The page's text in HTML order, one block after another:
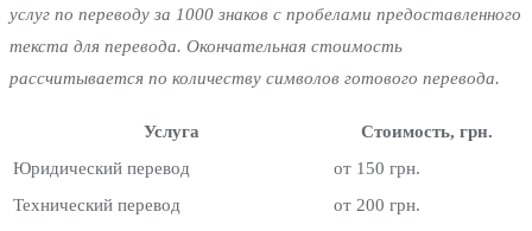
услуг по переводу за 1000 знаков с пробелами предоставленного
текста для перевода. Окончательная стоимость
рассчитывается по количеству символов готового перевода.
Услуга
Стоимость, грн.
Юридический перевод
от 150 грн.
Технический перевод
от 200 грн.